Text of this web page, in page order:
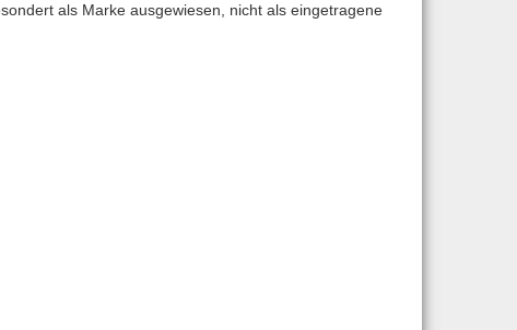
als Marke ausgewiesen, nicht als eingetragene